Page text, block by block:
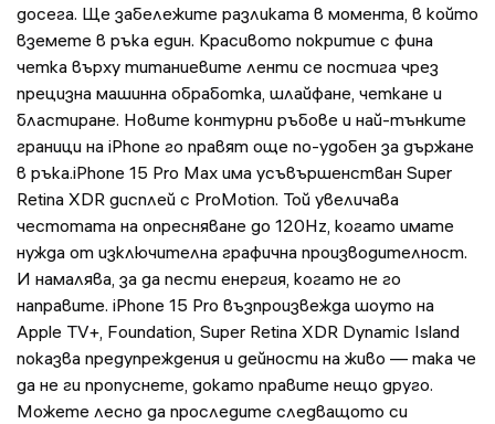
досега. Ще забележите разликата в момента, в който
вземете в ръка един. Красивото покритие с фина
четка върху титаниевите ленти се постига чрез
прецизна машинна обработка, шлайфане, четкане и
бластиране. Новите контурни ръбове и най-тънките
граници на iPhone го правят още по-удобен за държане
в ръка.iPhone 15 Pro Max има усъвършенстван Super
Retina XDR дисплей с ProMotion. Той увеличава
честотата на опресняване до 120Hz, когато имате
нужда от изключителна графична производителност.
И намалява, за да пести енергия, когато не го
направите. iPhone 15 Pro възпроизвежда шоуто на
Apple TV+, Foundation, Super Retina XDR Dynamic Island
показва предупреждения и дейности на живо — така че
да не ги пропуснете, докато правите нещо друго.
Можете лесно да проследите следващото си